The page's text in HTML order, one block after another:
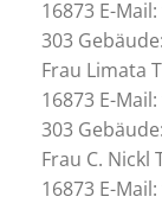
16873 E-
303
Frau Limata
16873 E-
303
Frau C. Nickl
16873 E-